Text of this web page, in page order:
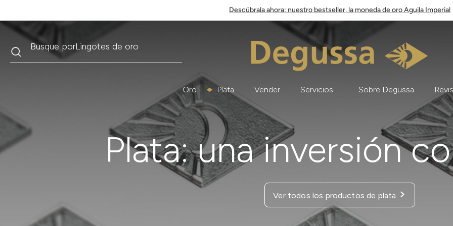
Descúbrala ahora: nuestro bestseller, la moneda de oro Aguila Imperial
BuscarBusque porKrugerrand
Oro Plata Vender Servicios Sobre Degussa
Plata: una inversión
Ver todos los productos de plata